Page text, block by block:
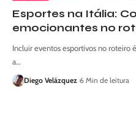
Esportes na Itália:
emocionantes no
Incluir eventos esportivos no roteiro
a…
Diego Velázquez 6 Min de leitura